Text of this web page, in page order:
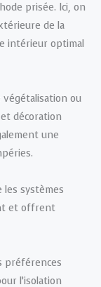
prisée. Ici, on
de la
intérieur optimal
ou
décoration
une
les systèmes
et offrent
préférences
l’isolation